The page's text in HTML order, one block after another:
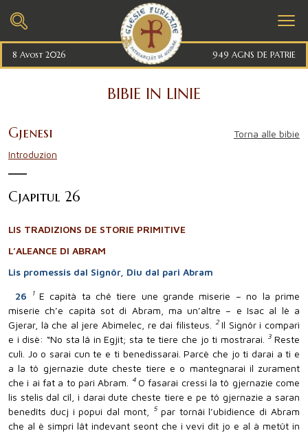
8 Avost 2026 949 AGNS DE PATRIE
BIBIE IN LINIE
Gjenesi
Introduzion
Torna alle bibie
Cjapitul 26
LIS TRADIZIONS DE STORIE PRIMITIVE
L’ALEANCE DI ABRAM
Lis promessis dal Signôr, Diu dal pari Abram
26 1 E capità ta chê tiere une grande miserie – no la prime
miserie ch’e capità sot di Abram, ma un’altre – e Isac al lè a
Gjerar, là che al jere Abimelec, re dai filisteus.
2Il Signôr i comparì
e i disè: “No sta lâ in Egjit; sta te tiere che jo ti mostrarai.
3 Reste
culì. Jo o sarai cun te e ti benedissarai. Parcè che jo ti darai a ti e
a la tô gjernazie dute cheste tiere e o mantegnarai il zurament
che i ai fat a to pari Abram.
4 O fasarai cressi la tô gjernazie come
lis stelis dal cîl, i darai dute cheste tiere e pe tô gjernazie a saran
benedîts ducj i popui dal mont,
5 par tornâi l’ubidience di Abram
che al è simpri lât indevant seont che i vevi dit jo e al à metût in